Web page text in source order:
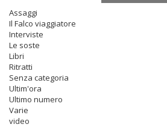
Assaggi
Il Falco viaggiatore
Interviste
Le soste
Libri
Ritratti
Senza categoria
Ultim'ora
Ultimo numero
Varie
video